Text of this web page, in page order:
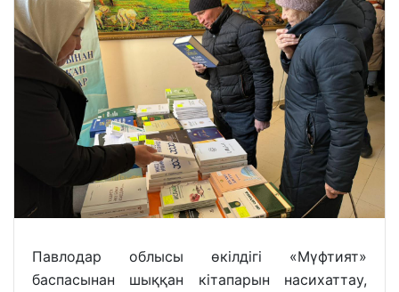
Павлодар облысы өкілдігі «Мүфтият»
баспасынан шыққан кітапарын насихаттау,